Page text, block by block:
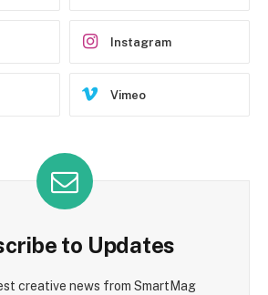
Instagram
Vimeo
to Updates
creative news from SmartMag